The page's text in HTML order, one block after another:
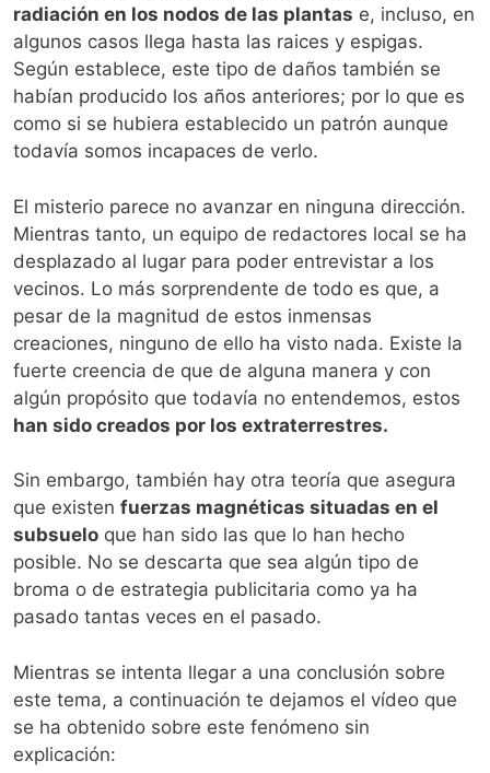
radiación en los nodos de las plantas e, incluso, en
algunos casos llega hasta las raices y espigas.
Según establece, este tipo de daños también se
habían producido los años anteriores; por lo que es
como si se hubiera establecido un patrón aunque
todavía somos incapaces de verlo.
El misterio parece no avanzar en ninguna dirección.
Mientras tanto, un equipo de redactores local se ha
desplazado al lugar para poder entrevistar a los
vecinos. Lo más sorprendente de todo es que, a
pesar de la magnitud de estos inmensas
creaciones, ninguno de ello ha visto nada. Existe la
fuerte creencia de que de alguna manera y con
algún propósito que todavía no entendemos, estos
han sido creados por los extraterrestres.
Sin embargo, también hay otra teoría que asegura
que existen fuerzas magnéticas situadas en el
subsuelo que han sido las que lo han hecho
posible. No se descarta que sea algún tipo de
broma o de estrategia publicitaria como ya ha
pasado tantas veces en el pasado.
Mientras se intenta llegar a una conclusión sobre
este tema, a continuación te dejamos el vídeo que
se ha obtenido sobre este fenómeno sin
explicación: